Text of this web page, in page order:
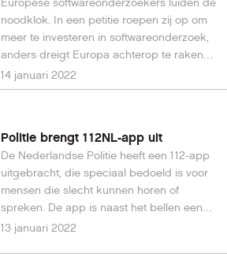
Europese softwareonderzoekers luiden de
noodklok. In een petitie roepen zij op om
meer te investeren in softwareonderzoek,
anders dreigt Europa achterop te raken
bij de andere grootmachten.
14 januari 2022
Politie brengt 112NL-app uit
De Nederlandse Politie heeft een 112-app
uitgebracht, die speciaal bedoeld is voor
mensen die slecht kunnen horen of
spreken. De app is naast het bellen een
extra manier om de hulpdiensten te
13 januari 2022